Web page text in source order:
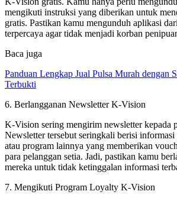
mengikuti instruksi yang diberikan untuk
gratis. Pastikan kamu mengunduh aplikasi
terpercaya agar tidak menjadi korban
Baca juga
Panduan Lengkap Jual Pulsa Murah dengan
Terbukti
6. Berlangganan Newsletter K-Vision
K-Vision sering mengirim newsletter kepada
Newsletter tersebut seringkali berisi
atau program lainnya yang memberikan
para pelanggan setia. Jadi, pastikan kamu
mereka untuk tidak ketinggalan informasi
7. Mengikuti Program Loyalty K-Vision